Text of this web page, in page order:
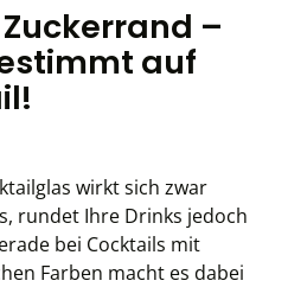
–
auf
wirkt sich zwar
rundet Ihre Drinks jedoch
bei Cocktails mit
Farben macht es dabei